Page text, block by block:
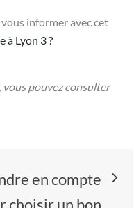
informer avec cet
à Lyon 3 ?
pouvez consulter
en compte